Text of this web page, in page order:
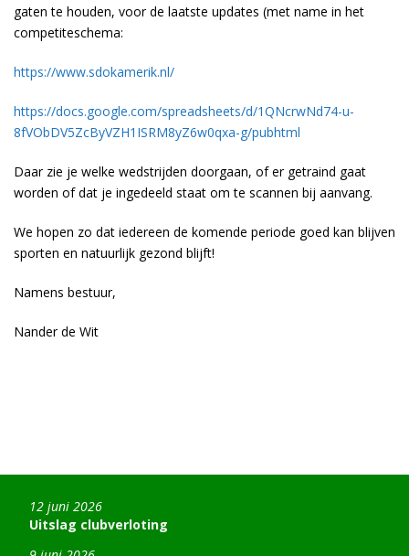
gaten te houden, voor de laatste updates (met name in het
competiteschema:
https://www.sdokamerik.nl/
https://docs.google.com/spreadsheets/d/1QNcrwNd74-u-
8fVObDV5ZcByVZH1ISRM8yZ6w0qxa-g/pubhtml
Daar zie je welke wedstrijden doorgaan, of er getraind gaat
worden of dat je ingedeeld staat om te scannen bij aanvang.
We hopen zo dat iedereen de komende periode goed kan blijven
sporten en natuurlijk gezond blijft!
Namens bestuur,
Nander de Wit
Uitslag clubverloting
12 juni 2026